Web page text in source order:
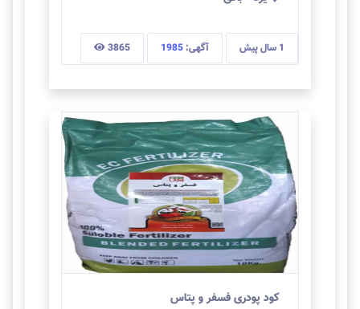
1 سال پیش آگهی:1985
3865
کود پودری فسفر و پتاس